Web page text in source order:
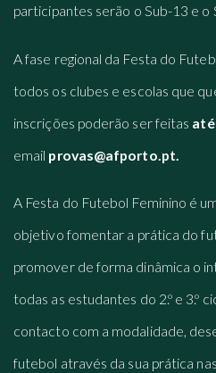
participantes serão o Sub-13 e o
A fase regional da Festa do
todos os clubes e escolas que
inscrições poderão ser feitas até
email provas@afporto.pt.
A Festa do Futebol Feminino é
objetivo fomentar a prática do
promover de forma dinâmica o
todas as estudantes do 2.º e 3.º
contacto com a modalidade,
futebol através da sua prática